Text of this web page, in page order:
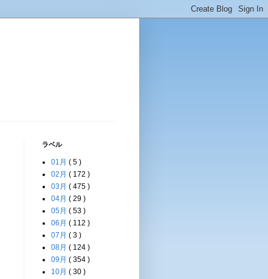
ラベル
01月 ( 5 )
02月 ( 172 )
03月 ( 475 )
04月 ( 29 )
05月 ( 53 )
06月 ( 112 )
07月 ( 3 )
08月 ( 124 )
09月 ( 354 )
10月 ( 30 )